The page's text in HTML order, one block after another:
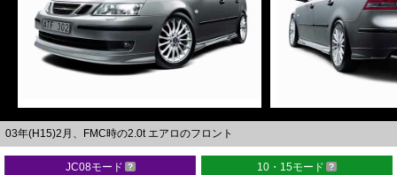
03年(H15)2月、FMC時の2.0t エアロのフロント
JC08モード 10・15モード